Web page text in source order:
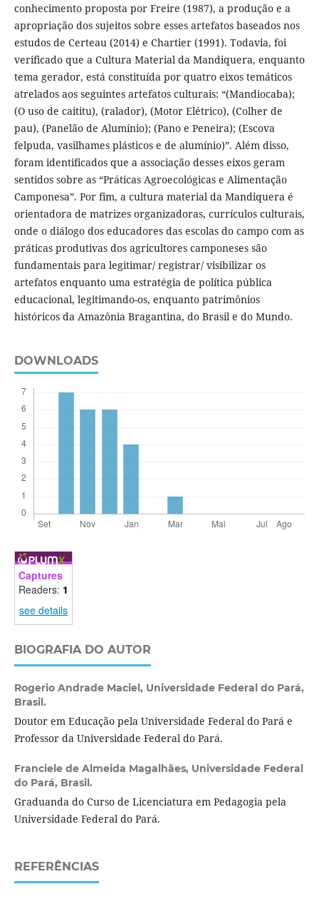
conhecimento proposta por Freire (1987), a produção e a
apropriação dos sujeitos sobre esses artefatos baseados nos
estudos de Certeau (2014) e Chartier (1991). Todavia, foi
verificado que a Cultura Material da Mandiquera, enquanto
tema gerador, está constituída por quatro eixos temáticos
atrelados aos seguintes artefatos culturais: “(Mandiocaba);
(O uso de caititu), (ralador), (Motor Elétrico), (Colher de
pau), (Panelão de Alumínio); (Pano e Peneira); (Escova
felpuda, vasilhames plásticos e de alumínio)”. Além disso,
foram identificados que a associação desses eixos geram
sentidos sobre as “Práticas Agroecológicas e Alimentação
Camponesa”. Por fim, a cultura material da Mandiquera é
orientadora de matrizes organizadoras, currículos culturais,
onde o diálogo dos educadores das escolas do campo com as
práticas produtivas dos agricultores camponeses são
fundamentais para legitimar/ registrar/ visibilizar os
artefatos enquanto uma estratégia de política pública
educacional, legitimando-os, enquanto patrimônios
históricos da Amazônia Bragantina, do Brasil e do Mundo.
DOWNLOADS
Captures
Readers: 1
see details
BIOGRAFIA DO AUTOR
Rogerio Andrade Maciel, Universidade Federal do Pará,
Brasil.
Doutor em Educação pela Universidade Federal do Pará e
Professor da Universidade Federal do Pará.
Franciele de Almeida Magalhães, Universidade Federal
do Pará, Brasil.
Graduanda do Curso de Licenciatura em Pedagogia pela
Universidade Federal do Pará.
REFERÊNCIAS